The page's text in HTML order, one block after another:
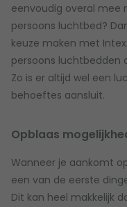
eenvoudig overal mee
persoons luchtbed?
keuze maken met
persoons luchtbedden
Zo is er altijd wel een
behoeftes aansluit.
Opblaas
Wanneer je aankomt
een van de eerste
Dit kan heel makkelijk